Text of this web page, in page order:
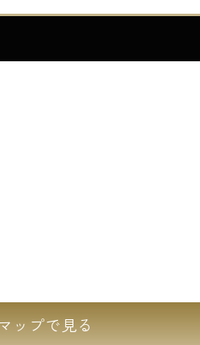
ターホン
ン
円～40,000円（税別）
ップで見る